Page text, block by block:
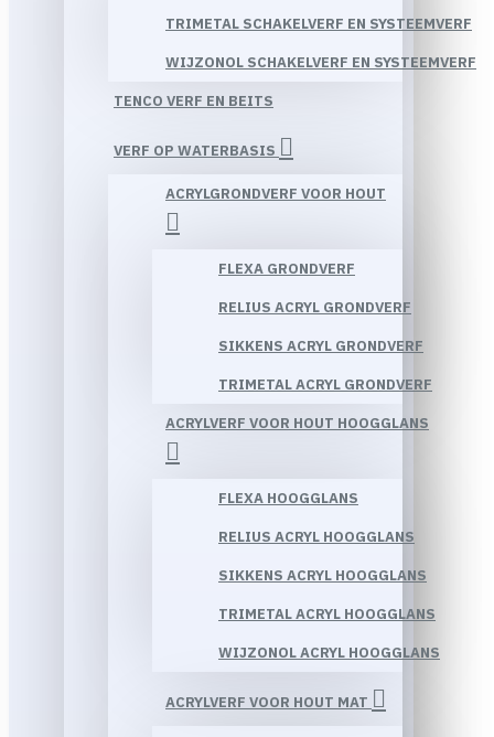
TRIMETAL SCHAKELVERF EN SYSTEEMVERF
WIJZONOL SCHAKELVERF EN SYSTEEMVERF
TENCO VERF EN BEITS
VERF OP WATERBASIS
ACRYLGRONDVERF VOOR HOUT
FLEXA GRONDVERF
RELIUS ACRYL GRONDVERF
SIKKENS ACRYL GRONDVERF
TRIMETAL ACRYL GRONDVERF
ACRYLVERF VOOR HOUT HOOGGLANS
FLEXA HOOGGLANS
RELIUS ACRYL HOOGGLANS
SIKKENS ACRYL HOOGGLANS
TRIMETAL ACRYL HOOGGLANS
WIJZONOL ACRYL HOOGGLANS
ACRYLVERF VOOR HOUT MAT